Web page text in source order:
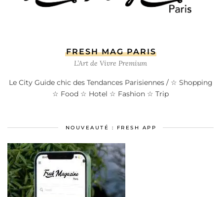
FRESH MAG PARIS
L’Art de Vivre Premium
Le City Guide chic des Tendances Parisiennes / ☆ Shopping
☆ Food ☆ Hotel ☆ Fashion ☆ Trip
NOUVEAUTÉ : FRESH APP